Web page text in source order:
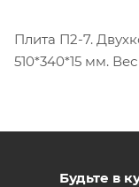
Плита П2-7.
510*340*15 мм. Вес
Будьте в